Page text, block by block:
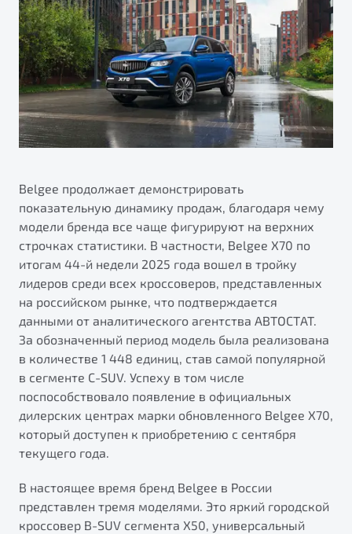
Яркий кроссовер
от 2 219 990 ₽*
Обзор В наличии
Элегантный и практичный седан
от 1 699 990 ₽*
Обзор В наличии
X70
Автокредит
Трейд-ин
Страхование
Расчет КАСКО
Узнайте о специальных выгодах при покупке
автомобиля Belgee
Подробно
Тест-драйв
Автокредит
Спецпредложения
ПОДДЕРЖКА
Гарантия Belgee
Belgee Линк
Belgee Клуб
Belgee Плюс
Клиентская поддержка
Помощь на дорогах
Будьте еще более уверены на дорогах с программой
"Помощь на дорогах"
Преимущества программы
О дилерском центре
Правовая информация
Belgee продолжает демонстрировать
показательную динамику продаж, благодаря чему
модели бренда все чаще фигурируют на верхних
строчках статистики. В частности, Belgee X70 по
итогам 44-й недели 2025 года вошел в тройку
лидеров среди всех кроссоверов, представленных
на российском рынке, что подтверждается
данными от аналитического агентства АВТОСТАТ.
За обозначенный период модель была реализована
в количестве 1 448 единиц, став самой популярной
в сегменте C-SUV. Успеху в том числе
поспособствовало появление в официальных
дилерских центрах марки обновленного Belgee X70,
который доступен к приобретению с сентября
текущего года.
В настоящее время бренд Belgee в России
представлен тремя моделями. Это яркий городской
кроссовер B-SUV сегмента X50, универсальный